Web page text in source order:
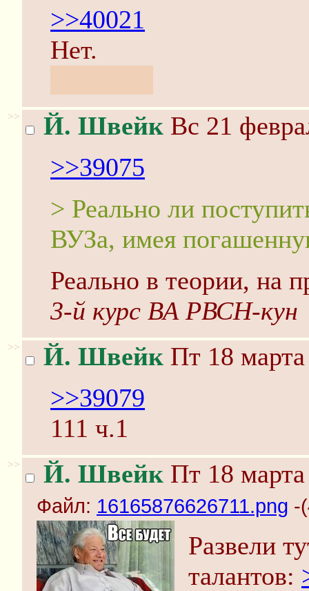
>>40021
Нет.
>> Й. Швейк Вс 21
>>39075
> Реально ли
ВУЗа, имея
Реально в теории, на
3-й курс ВА РВСН-кун
>> Й. Швейк Пт 18
>>39079
111 ч.1
>> Й. Швейк Пт 18
Файл: 16165876626711.png -(
Развели
талантов: